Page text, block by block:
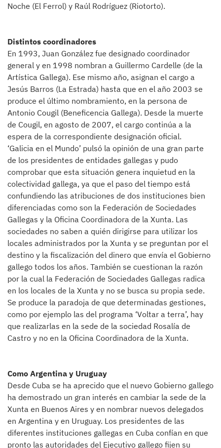
Noche (El Ferrol) y Raúl Rodríguez (Riotorto).
Distintos coordinadores
En 1993, Juan González fue designado coordinador
general y en 1998 nombran a Guillermo Cardelle (de la
Artística Gallega). Ese mismo año, asignan el cargo a
Jesús Barros (La Estrada) hasta que en el año 2003 se
produce el último nombramiento, en la persona de
Antonio Cougil (Beneficencia Gallega). Desde la muerte
de Cougil, en agosto de 2007, el cargo continúa a la
espera de la correspondiente designación oficial.
‘Galicia en el Mundo’ pulsó la opinión de una gran parte
de los presidentes de entidades gallegas y pudo
comprobar que esta situación genera inquietud en la
colectividad gallega, ya que el paso del tiempo está
confundiendo las atribuciones de dos instituciones bien
diferenciadas como son la Federación de Sociedades
Gallegas y la Oficina Coordinadora de la Xunta. Las
sociedades no saben a quién dirigirse para utilizar los
locales administrados por la Xunta y se preguntan por el
destino y la fiscalización del dinero que envía el Gobierno
gallego todos los años. También se cuestionan la razón
por la cual la Federación de Sociedades Gallegas radica
en los locales de la Xunta y no se busca su propia sede.
Se produce la paradoja de que determinadas gestiones,
como por ejemplo las del programa ‘Voltar a terra’, hay
que realizarlas en la sede de la sociedad Rosalía de
Castro y no en la Oficina Coordinadora de la Xunta.
Como Argentina y Uruguay
Desde Cuba se ha aprecido que el nuevo Gobierno gallego
ha demostrado un gran interés en cambiar la sede de la
Xunta en Buenos Aires y en nombrar nuevos delegados
en Argentina y en Uruguay. Los presidentes de las
diferentes instituciones gallegas en Cuba confían en que
pronto las autoridades del Ejecutivo gallego fijen su